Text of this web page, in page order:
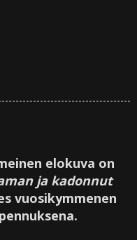
elokuva on
ja kadonnut
vuosikymmenen